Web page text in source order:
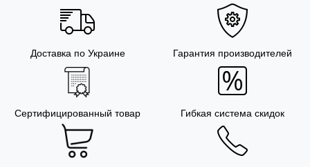
Доставка по Украине Гарантия производителей
Сертифицированный товар Гибкая система скидок